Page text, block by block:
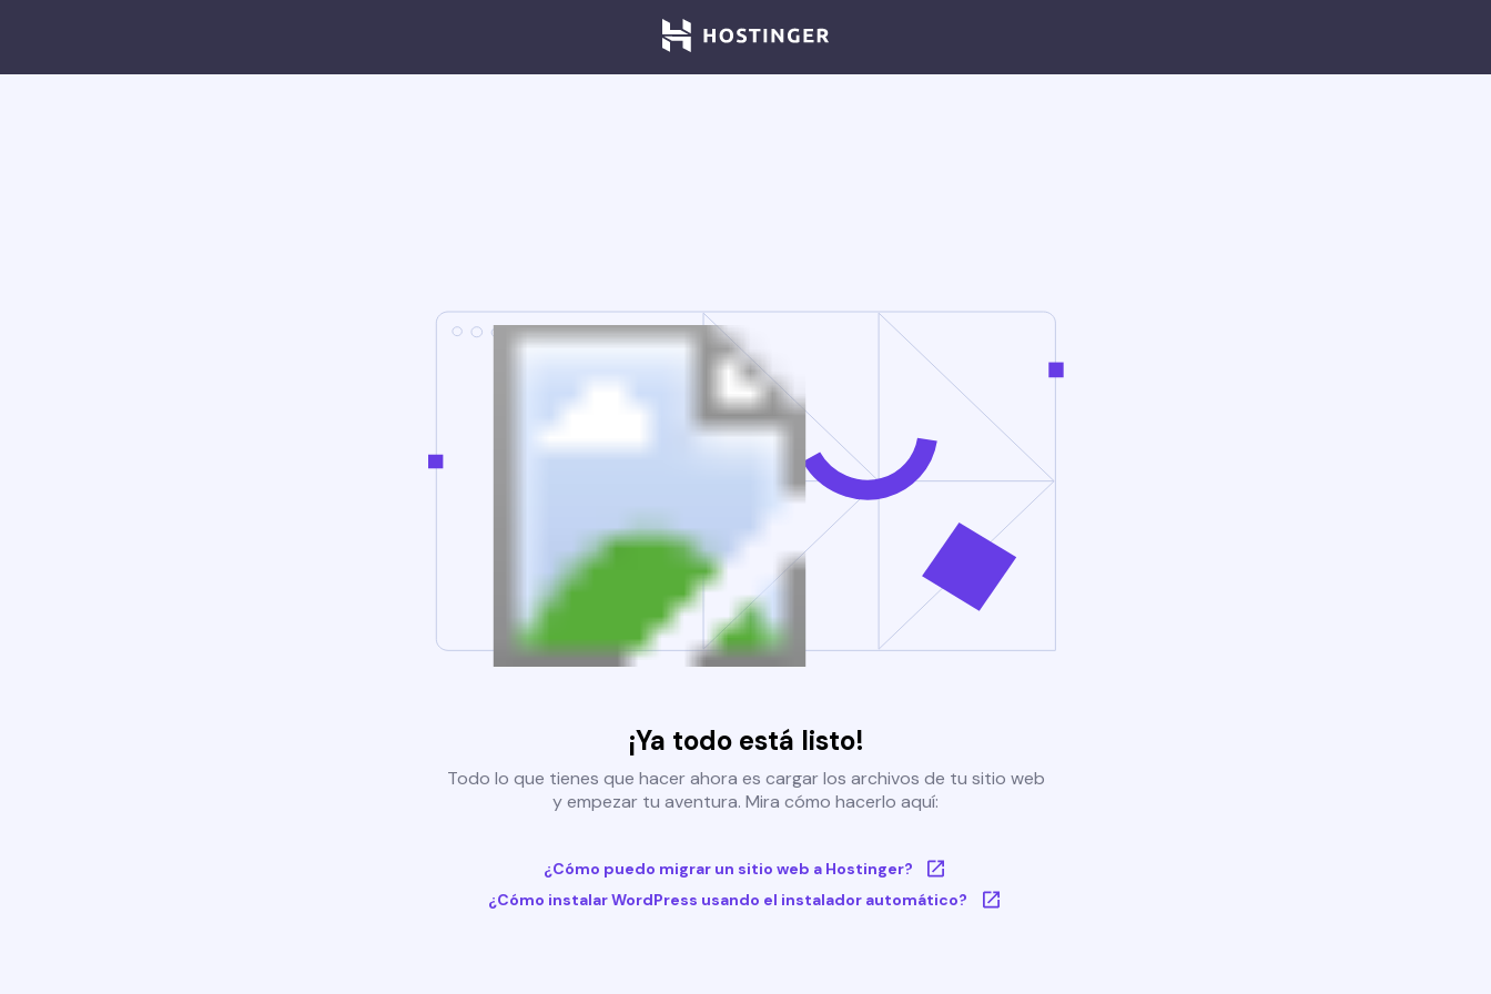
¡Ya todo está listo!
Todo lo que tienes que hacer ahora es cargar los archivos de tu sitio web
y empezar tu aventura. Mira cómo hacerlo aquí:
¿Cómo puedo migrar un sitio web a Hostinger?
¿Cómo instalar WordPress usando el instalador automático?